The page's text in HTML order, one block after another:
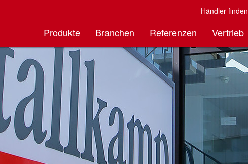
Händler finden
Produkte Branchen Referenzen Vertrieb